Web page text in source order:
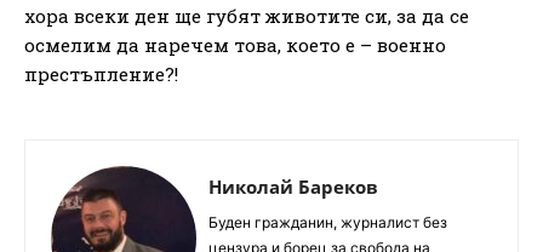
хора всеки ден ще губят животите си, за да се
осмелим да наречем това, което е – военно
престъпление?!
Николай Бареков
Буден гражданин, журналист без
цензура и борец за свобода на